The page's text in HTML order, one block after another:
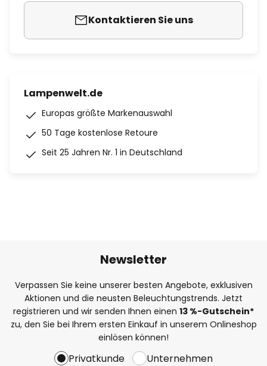
Kontaktieren Sie uns
Lampenwelt.de
Europas größte Markenauswahl
50 Tage kostenlose Retoure
Seit 25 Jahren Nr. 1 in Deutschland
Newsletter
Verpassen Sie keine unserer besten Angebote, exklusiven
Aktionen und die neusten Beleuchtungstrends. Jetzt
registrieren und wir senden Ihnen einen 13 %-Gutschein*
zu, den Sie bei Ihrem ersten Einkauf in unserem Onlineshop
einlösen können!
Privatkunde Unternehmen